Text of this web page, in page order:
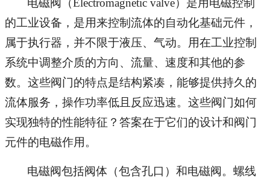
的工业设备，是用来控制流体的自动化基础元件，
属于执行器，并不限于液压、气动。用在工业控制
系统中调整介质的方向、流量、速度和其他的参
数。这些阀门的特点是结构紧凑，能够提供持久的
流体服务，操作功率低且反应迅速。这些阀门如何
实现独特的性能特征？答案在于它们的设计和阀门
元件的电磁作用。
电磁阀包括阀体（包含孔口）和电磁阀。螺线